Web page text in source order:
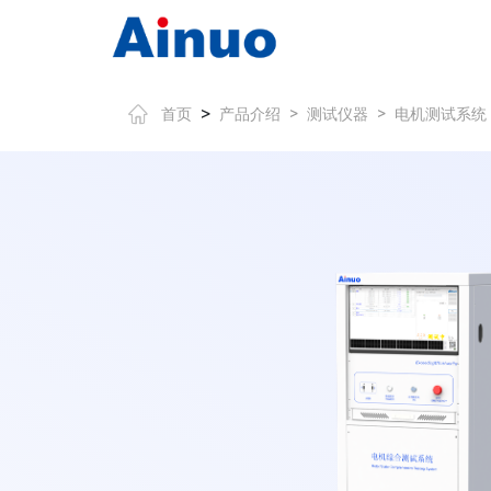
首页 > 产品介绍 > 测试仪器 > 电机测试系统